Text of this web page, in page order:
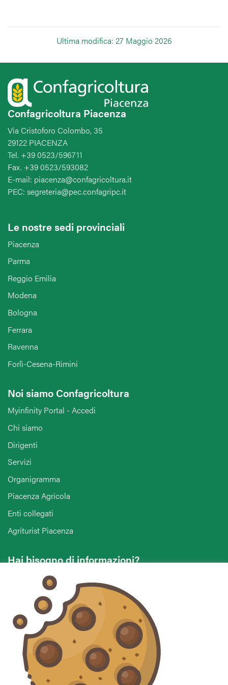
Ultima modifica: 27 Maggio 2026
Confagricoltura Piacenza
Via Cristoforo Colombo, 35
29122 PIACENZA
Tel. +39 0523/596711
Fax. +39 0523/593082
E-mail: piacenza@confagricoltura.it
PEC: segreteria@pec.confagripc.it
Le nostre sedi provinciali
Piacenza
Parma
Reggio Emilia
Modena
Bologna
Ferrara
Ravenna
Forlì-Cesena-Rimini
Noi siamo Confagricoltura
Myinfinity Portal - Accedi
Chi siamo
Dirigenti
Servizi
Organigramma
Piacenza Agricola
Enti collegati
Agriturist Piacenza
Hai bisogno di informazioni?
Vuoi contattarci per ricevere assistenza, lasciare un
commento o chiedere informazioni?
CONTATTACI
Seguici sui social